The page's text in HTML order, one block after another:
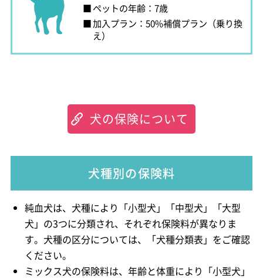
ペットの年齢：7歳
加入プラン：50%補償プラン（乗り換
え）
犬の保険について
犬種別の保険料
純血犬は、犬種により「小型犬」「中型犬」「大型
犬」の3つに分類され、それぞれ保険料が異なりま
す。犬種の区分については、「犬種分類表」をご確認
ください。
ミックス犬の保険料は、年齢と体重により「小型犬」